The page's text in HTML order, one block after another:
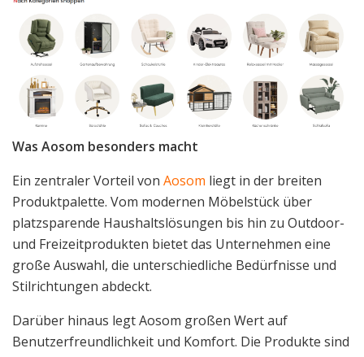
Was Aosom besonders macht
Ein zentraler Vorteil von Aosom liegt in der breiten
Produktpalette. Vom modernen Möbelstück über
platzsparende Haushaltslösungen bis hin zu Outdoor-
und Freizeitprodukten bietet das Unternehmen eine
große Auswahl, die unterschiedliche Bedürfnisse und
Stilrichtungen abdeckt.
Darüber hinaus legt Aosom großen Wert auf
Benutzerfreundlichkeit und Komfort. Die Produkte sind